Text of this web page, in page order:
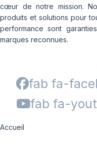
cœur de notre mission.
produits et solutions pour
performance sont
marques reconnues.
fab fa-
fab fa-
Accueil